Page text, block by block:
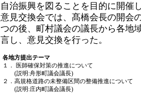
自治振興を図ることを目的に開催
意見交換会では、髙橋会長の開会
つの後、町村議会の議長から各地
言し、意見交換を行った。
各地方提出テーマ
１． 医師確保対策の推進について
(説明:舟形町議会議長)
２．高規格道路の未整備区間の整備推進について
(説明:庄内町議会議長)